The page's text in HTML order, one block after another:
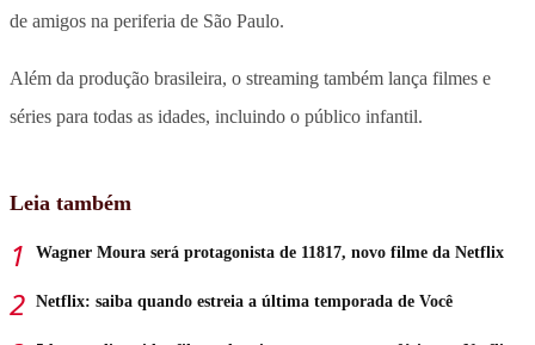
de amigos na periferia de São Paulo.
Além da produção brasileira, o streaming também lança filmes e
séries para todas as idades, incluindo o público infantil.
Leia também
Wagner Moura será protagonista de 11817, novo filme da Netflix
Netflix: saiba quando estreia a última temporada de Você